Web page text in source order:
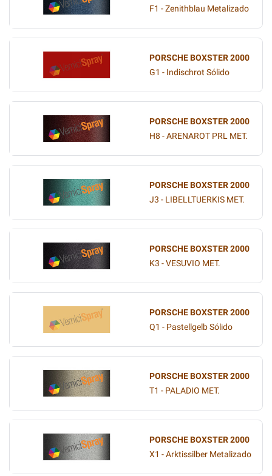
F1 - Zenithblau Metalizado
PORSCHE BOXSTER 2000
G1 - Indischrot Sólido
PORSCHE BOXSTER 2000
H8 - ARENAROT PRL MET.
PORSCHE BOXSTER 2000
J3 - LIBELLTUERKIS MET.
PORSCHE BOXSTER 2000
K3 - VESUVIO MET.
PORSCHE BOXSTER 2000
Q1 - Pastellgelb Sólido
PORSCHE BOXSTER 2000
T1 - PALADIO MET.
PORSCHE BOXSTER 2000
X1 - Arktissilber Metalizado